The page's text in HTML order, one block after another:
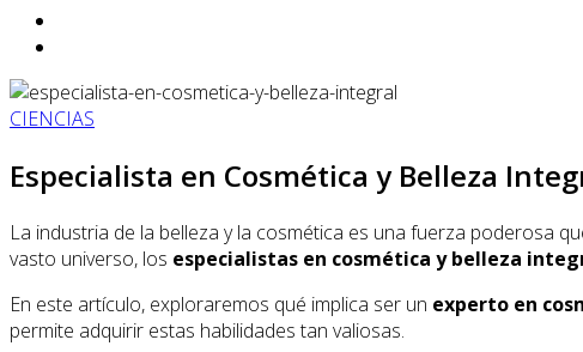
CIENCIAS
Especialista en Cosmética y Belleza
La industria de la belleza y la cosmética es una fuerza poderosa
vasto universo, los especialistas en cosmética y belleza
En este artículo, exploraremos qué implica ser un experto en
permite adquirir estas habilidades tan valiosas.